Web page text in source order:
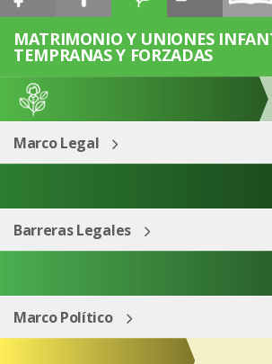
ESP
MATRIMONIO Y UNIONES
TEMPRANAS Y FORZADAS
Marco Legal
Barreras Legales
Marco Político